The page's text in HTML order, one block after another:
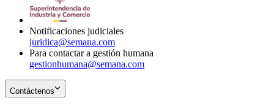
Notificaciones judiciales
juridica@semana.com
Para contactar a gestión humana
gestionhumana@semana.com
Contáctenos